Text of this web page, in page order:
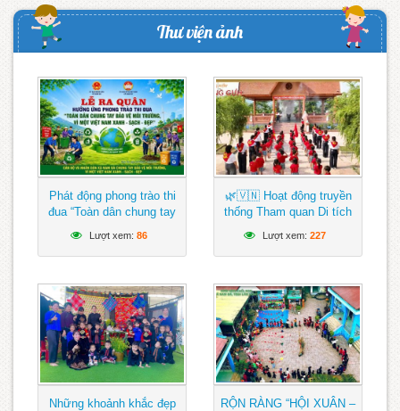
Thư viện ảnh
Phát động phong trào thi
đua “Toàn dân chung tay
Việt Nam xanh – sạch –
đẹp”
Lượt xem: 86
🌿🇻🇳 Hoạt động truyền
thống Tham quan Di tích
Gưh lần thứ IV; Chào
mừng kỷ niệm 51 năm
thống nhất đất nước
(30/4/1975 – 30/4/2026)
🇻🇳🌿
Lượt xem: 227
Những khoảnh khắc đẹp
RỘN RÀNG “HỘI XUÂN –